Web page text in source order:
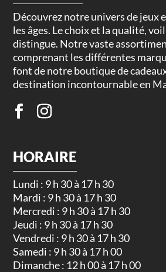
Découvrez notre univers de jeux
les âges. Le choix et la qualité,
distingue. Notre vaste
comprenant les différentes
font de notre boutique de
destination incontournable en
HORAIRE
Lundi : 9 h 30 à 17 h 30
Mardi : 9 h 30 à 17 h 30
Mercredi : 9 h 30 à 17 h 30
Jeudi : 9 h 30 à 17 h 30
Vendredi : 9 h 30 à 17 h 30
Samedi : 9 h 30 à 17 h 00
Dimanche : 12 h 00 à 17 h 00